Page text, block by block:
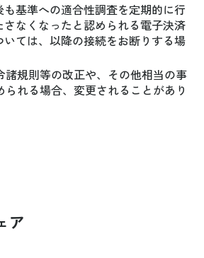
基準への適合性調査を定期的に行
さなくなったと認められる電子決済
ては、以降の接続をお断りする場
諸規則等の改正や、その他相当の事
られる場合、変更されることがあり
ア